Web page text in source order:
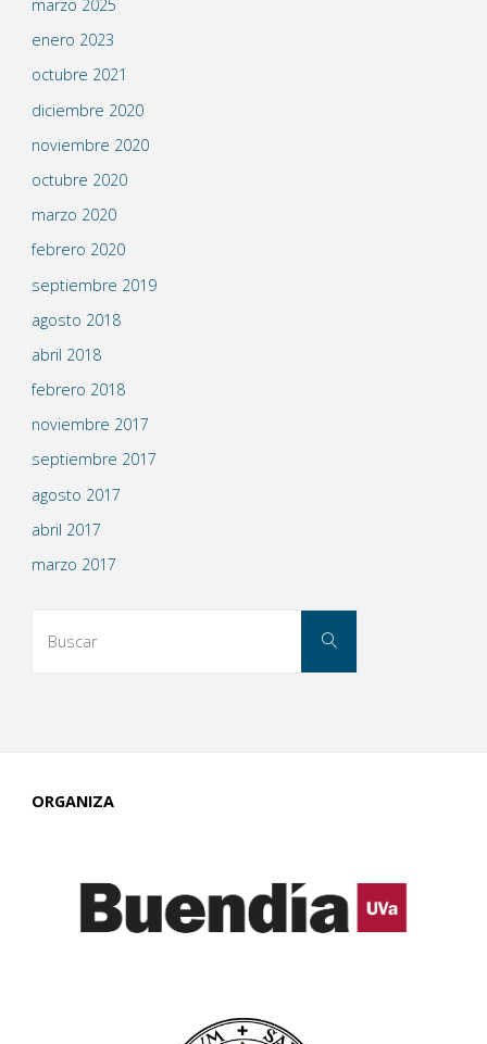
marzo 2025
enero 2023
octubre 2021
diciembre 2020
noviembre 2020
octubre 2020
marzo 2020
febrero 2020
septiembre 2019
agosto 2018
abril 2018
febrero 2018
noviembre 2017
septiembre 2017
agosto 2017
abril 2017
marzo 2017
Buscar
ORGANIZA